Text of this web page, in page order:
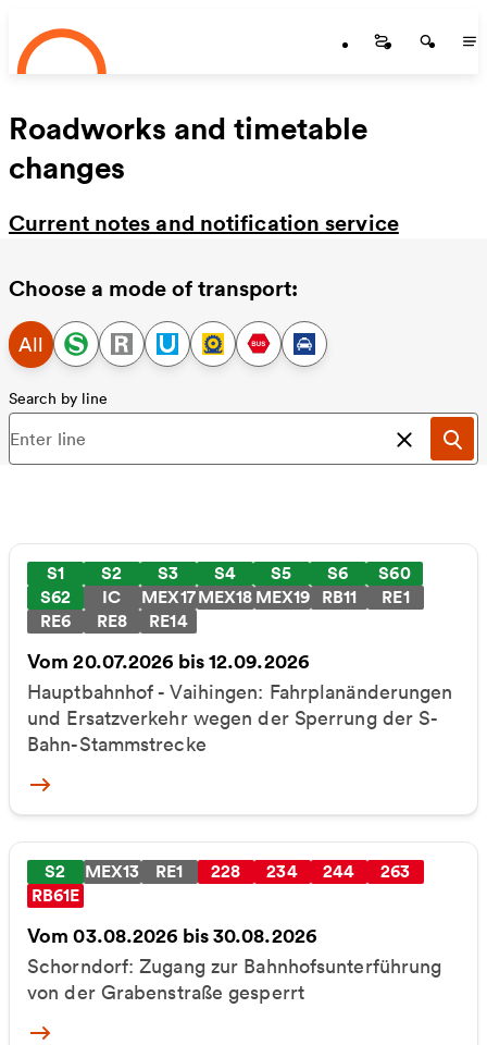
Skip to main content
Startseite
Roadworks and timetable
changes
Current notes and notification service
Choose a mode of transport:
All
Search by line
Suche
S1 S2 S3 S4 S5 S6
S60
S62
IC MEX17MEX18MEX19 RB11
RE1
RE6
RE8 RE14
Vom 20.07.2026 bis 12.09.2026
Hauptbahnhof - Vaihingen: Fahrplanänderungen
und Ersatzverkehr wegen der Sperrung der S-
Bahn-Stammstrecke
More
S2 MEX13 RE1 228 234 244
263
RB61E
Vom 03.08.2026 bis 30.08.2026
Schorndorf: Zugang zur Bahnhofsunterführung
von der Grabenstraße gesperrt
More